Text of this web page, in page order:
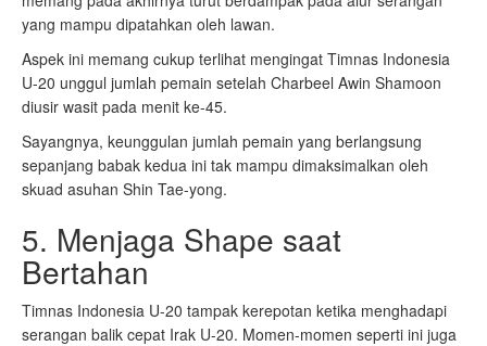
yang mampu dipatahkan oleh lawan.
Aspek ini memang cukup terlihat mengingat Timnas Indonesia
U-20 unggul jumlah pemain setelah Charbeel Awin Shamoon
diusir wasit pada menit ke-45.
Sayangnya, keunggulan jumlah pemain yang berlangsung
sepanjang babak kedua ini tak mampu dimaksimalkan oleh
skuad asuhan Shin Tae-yong.
5. Menjaga Shape saat
Bertahan
Timnas Indonesia U-20 tampak kerepotan ketika menghadapi
serangan balik cepat Irak U-20. Momen-momen seperti ini juga